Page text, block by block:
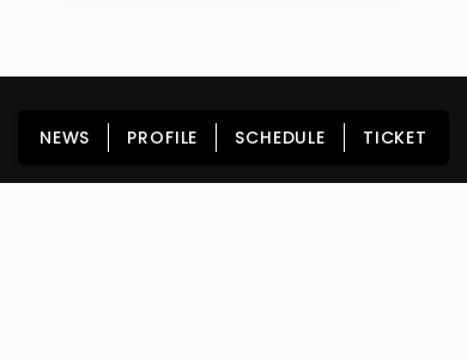
HOME NEWS PROFILE
SCHEDULE
DISCOGRAPHY
GOODS FAN CLUB
NEWS PROFILE SCHEDULE TICKET